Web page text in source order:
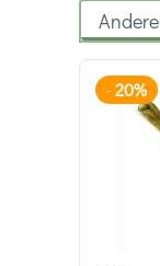
- 20%